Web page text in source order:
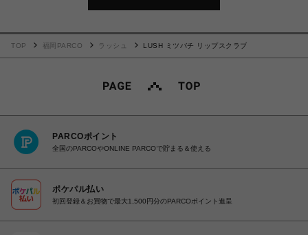
TOP 福岡PARCO ラッシュ LUSH ミツバチ リップスクラブ
PARCOポイント
全国のPARCOやONLINE PARCOで貯まる＆使える
ポケパル払い
初回登録＆お買物で最大1,500円分のPARCOポイント進呈